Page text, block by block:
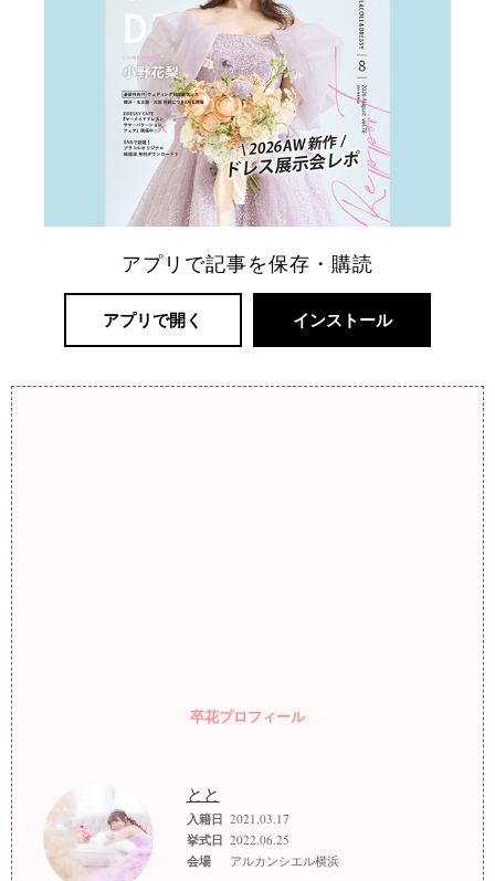
アプリで記事を保存・購読
アプリで開く インストール
卒花プロフィール
とと
入籍日 2021.03.17
挙式日 2022.06.25
会場 アルカンシエル横浜